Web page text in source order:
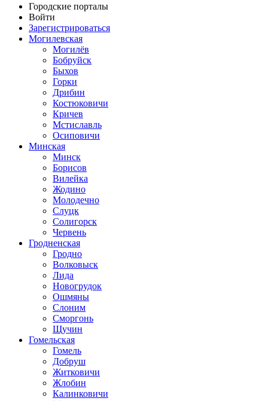
Городские порталы
Войти
Зарегистрироваться
Могилевская
Могилёв
Бобруйск
Быхов
Горки
Дрибин
Костюковичи
Кричев
Мстиславль
Осиповичи
Минская
Минск
Борисов
Вилейка
Жодино
Молодечно
Слуцк
Солигорск
Червень
Гродненская
Гродно
Волковыск
Лида
Новогрудок
Ошмяны
Слоним
Сморгонь
Щучин
Гомельская
Гомель
Добруш
Житковичи
Жлобин
Калинковичи